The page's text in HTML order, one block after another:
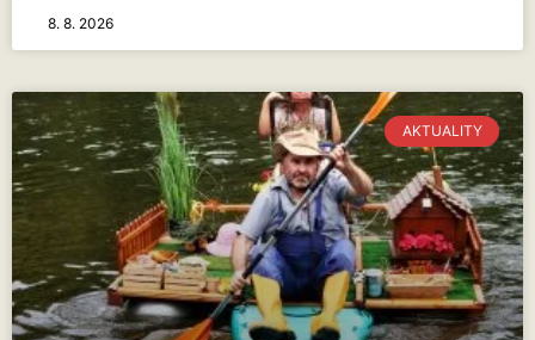
8. 8. 2026
AKTUALITY